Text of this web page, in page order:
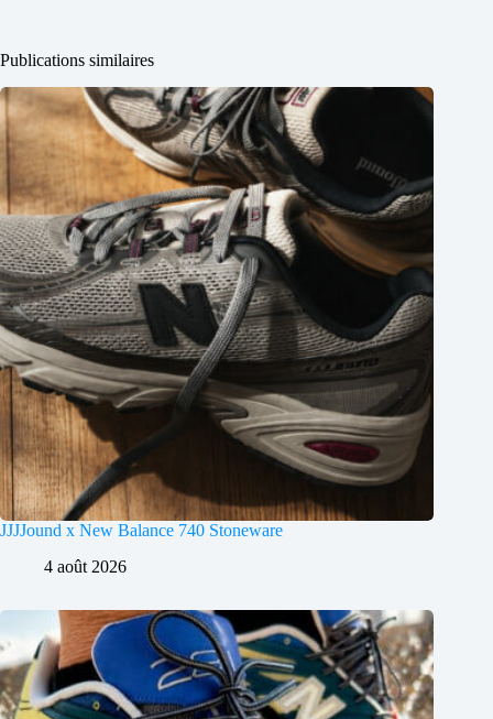
Publications similaires
JJJJound x New Balance 740 Stoneware
4 août 2026